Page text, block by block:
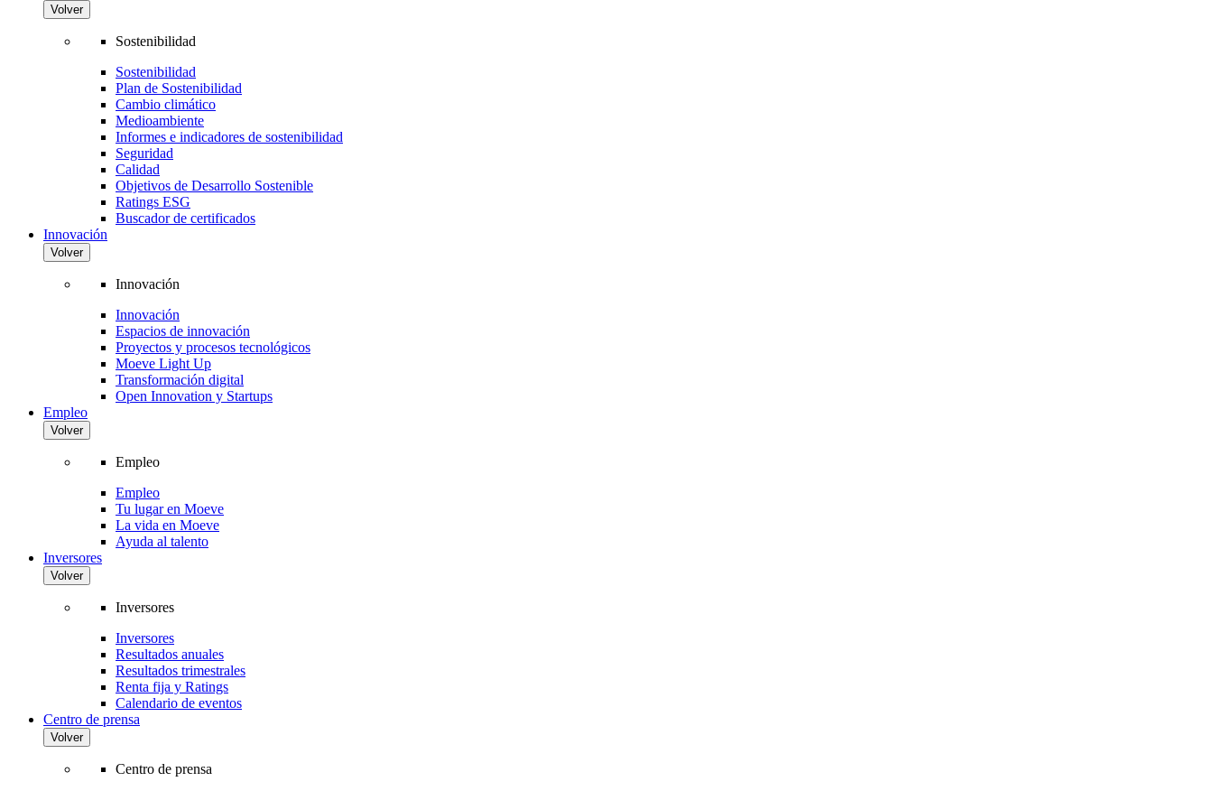
Volver
Sostenibilidad
Sostenibilidad
Plan de Sostenibilidad
Cambio climático
Medioambiente
Informes e indicadores de sostenibilidad
Seguridad
Calidad
Objetivos de Desarrollo Sostenible
Ratings ESG
Buscador de certificados
Innovación
Volver
Innovación
Innovación
Espacios de innovación
Proyectos y procesos tecnológicos
Moeve Light Up
Transformación digital
Open Innovation y Startups
Empleo
Volver
Empleo
Empleo
Tu lugar en Moeve
La vida en Moeve
Ayuda al talento
Inversores
Volver
Inversores
Inversores
Resultados anuales
Resultados trimestrales
Renta fija y Ratings
Calendario de eventos
Centro de prensa
Volver
Centro de prensa